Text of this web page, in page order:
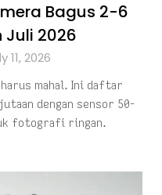
Bagus 2-6
Juli 2026
11, 2026
harus mahal. Ini daftar
dengan sensor 50-
fotografi ringan.